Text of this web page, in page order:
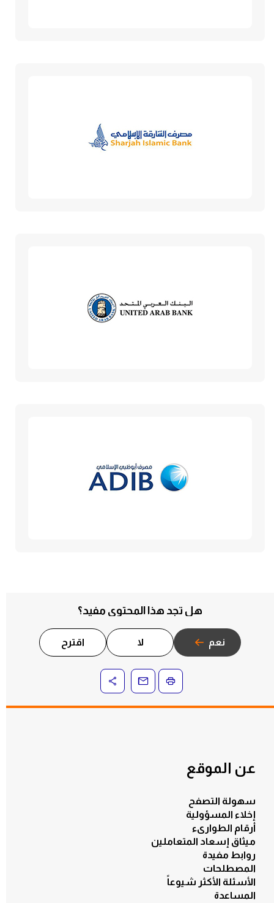
هل تجد هذا المحتوى مفيد؟
نعم لا اقترح
عن الموقع
سهولة التصفح
إخلاء المسؤولية
أرقام الطوارىء
ميثاق إسعاد المتعاملين
روابط مفيدة
المصطلحات
الأسئلة الأكثر شيوعاً
المساعدة